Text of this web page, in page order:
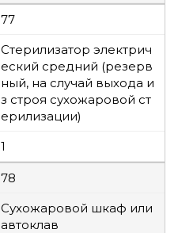
77
Стерилизатор электрич
еский средний (резерв
ный, на случай выхода и
з строя сухожаровой ст
ерилизации)
1
78
Сухожаровой шкаф или
автоклав